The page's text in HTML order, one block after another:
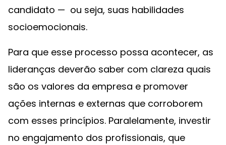
candidato — ou seja, suas habilidades
socioemocionais.
Para que esse processo possa acontecer, as
lideranças deverão saber com clareza quais
são os valores da empresa e promover
ações internas e externas que corroborem
com esses princípios. Paralelamente, investir
no engajamento dos profissionais, que